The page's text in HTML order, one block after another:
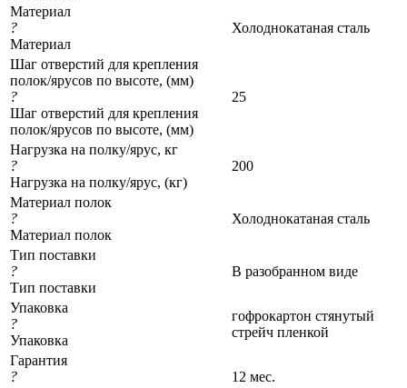
Материал
?
Материал
Холоднокатаная сталь
Шаг отверстий для крепления
полок/ярусов по высоте, (мм)
?
Шаг отверстий для крепления
полок/ярусов по высоте, (мм)
25
Нагрузка на полку/ярус, кг
?
Нагрузка на полку/ярус, (кг)
200
Материал полок
?
Материал полок
Холоднокатаная сталь
Тип поставки
?
Тип поставки
В разобранном виде
Упаковка
?
Упаковка
гофрокартон стянутый
стрейч пленкой
Гарантия
?
12 мес.